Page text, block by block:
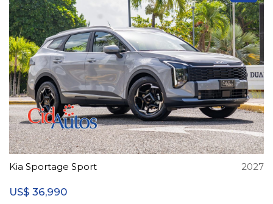
Kia Sportage Sport 2027
US$ 36,990